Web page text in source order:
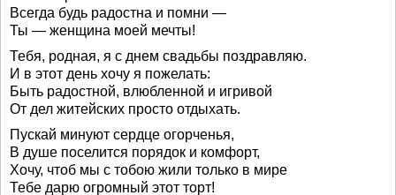
Всегда будь радостна и помни —
Ты — женщина моей мечты!
Тебя, родная, я с днем свадьбы поздравляю.
И в этот день хочу я пожелать:
Быть радостной, влюбленной и игривой
От дел житейских просто отдыхать.
Пускай минуют сердце огорченья,
В душе поселится порядок и комфорт,
Хочу, чтоб мы с тобою жили только в мире
Тебе дарю огромный этот торт!